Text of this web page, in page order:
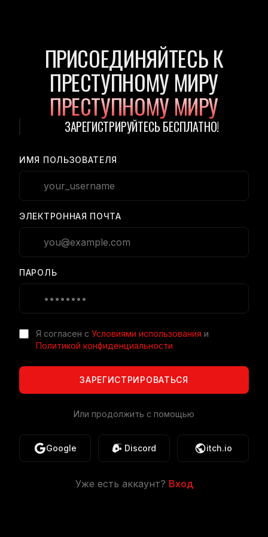
ПРИСОЕДИНЯЙТЕСЬ К
ПРЕСТУПНОМУ МИРУ
ПРЕСТУПНОМУ МИРУ
ЗАРЕГИСТРИРУЙТЕСЬ БЕСПЛАТНО!
ИМЯ ПОЛЬЗОВАТЕЛЯ
ЭЛЕКТРОННАЯ ПОЧТА
ПАРОЛЬ
Я согласен с Условиями использования и
Политикой конфиденциальности
ЗАРЕГИСТРИРОВАТЬСЯ
Или продолжить с помощью
Google Discord itch.io
Уже есть аккаунт? Вход